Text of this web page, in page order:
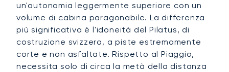
un'autonomia leggermente superiore con un
volume di cabina paragonabile. La differenza
più significativa è l'idoneità del Pilatus, di
costruzione svizzera, a piste estremamente
corte e non asfaltate. Rispetto al Piaggio,
necessita solo di circa la metà della distanza